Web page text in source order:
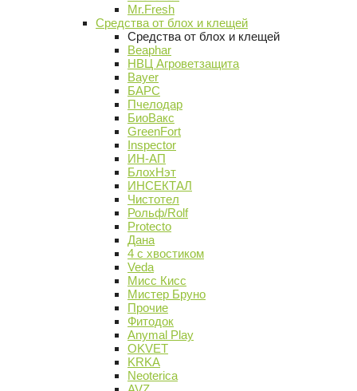
Mr.Fresh
Средства от блох и клещей
Средства от блох и клещей
Beaphar
НВЦ Агроветзащита
Bayer
БАРС
Пчелодар
БиоВакс
GreenFort
Inspector
ИН-АП
БлохНэт
ИНСЕКТАЛ
Чистотел
Рольф/Rolf
Protecto
Дана
4 с хвостиком
Veda
Мисс Кисс
Мистер Бруно
Прочие
Фитодок
Anymal Play
OKVET
KRKA
Neoterica